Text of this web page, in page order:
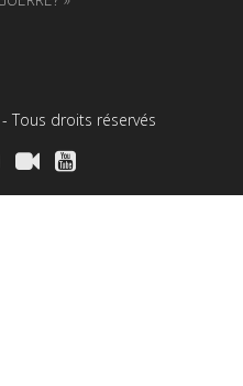
Tous droits réservés